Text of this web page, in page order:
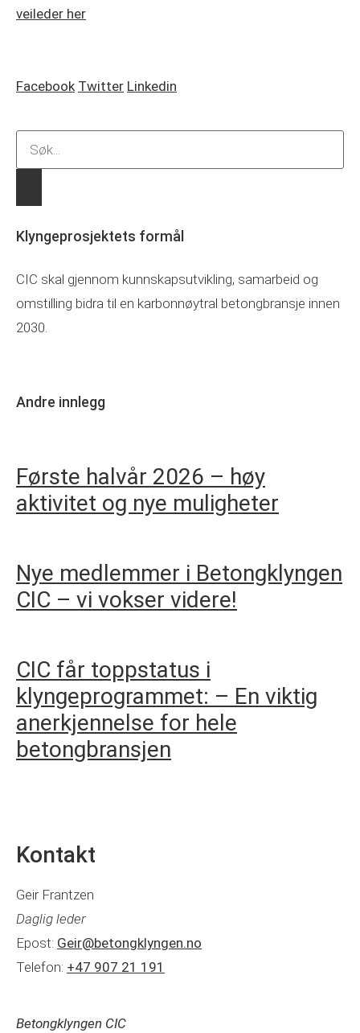
veileder her
Facebook Twitter Linkedin
Klyngeprosjektets formål
CIC skal gjennom kunnskapsutvikling, samarbeid og
omstilling bidra til en karbonnøytral betongbransje innen
2030.
Andre innlegg
Første halvår 2026 – høy
aktivitet og nye muligheter
Nye medlemmer i Betongklyngen
CIC – vi vokser videre!
CIC får toppstatus i
klyngeprogrammet: – En viktig
anerkjennelse for hele
betongbransjen
Kontakt
Geir Frantzen
Daglig leder
Epost: Geir@betongklyngen.no
Telefon: +47 907 21 191
Betongklyngen CIC